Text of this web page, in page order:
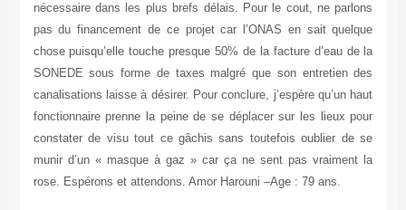
nécessaire dans les plus brefs délais. Pour le cout, ne parlons
pas du financement de ce projet car l’ONAS en sait quelque
chose puisqu’elle touche presque 50% de la facture d’eau de la
SONEDE sous forme de taxes malgré que son entretien des
canalisations laisse à désirer. Pour conclure, j’espère qu’un haut
fonctionnaire prenne la peine de se déplacer sur les lieux pour
constater de visu tout ce gâchis sans toutefois oublier de se
munir d’un « masque à gaz » car ça ne sent pas vraiment la
rose. Espérons et attendons. Amor Harouni –Age : 79 ans.